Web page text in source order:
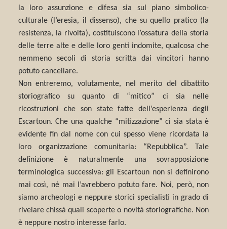
la loro assunzione e difesa sia sul piano simbolico-
culturale (l’eresia, il dissenso), che su quello pratico (la
resistenza, la rivolta), costituiscono l’ossatura della storia
delle terre alte e delle loro genti indomite, qualcosa che
nemmeno secoli di storia scritta dai vincitori hanno
potuto cancellare.
Non entreremo, volutamente, nel merito del dibattito
storiografico su quanto di “mitico” ci sia nelle
ricostruzioni che son state fatte dell’esperienza degli
Escartoun. Che una qualche “mitizzazione” ci sia stata è
evidente fin dal nome con cui spesso viene ricordata la
loro organizzazione comunitaria: “Repubblica”. Tale
definizione è naturalmente una sovrapposizione
terminologica successiva: gli Escartoun non si definirono
mai così, né mai l’avrebbero potuto fare. Noi, però, non
siamo archeologi e neppure storici specialisti in grado di
rivelare chissà quali scoperte o novità storiografiche. Non
è neppure nostro interesse farlo.